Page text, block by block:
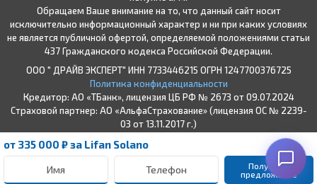
от 335 000 ₽ за Lifan Solano
Получить
предложение
Обращаем Ваше внимание на то, что данный сайт носит
исключительно информационный характер и ни при каких условиях
не является публичной офертой, определяемой положениями статьи
437 Гражданского кодекса Российской Федерации.
ООО " ДРАЙВ ЭКСПЕРТ" ИНН 7733446215 ОГРН 1247700376725
Политика конфиденциальности
Кредитор: АО «ТБанк», лицензия ЦБ РФ № 2673 от 09.07.2024
Страховой партнер: АО «АльфаСтрахование» (лицензия ОС № 2239-
03 от 13.11.2017 г.)